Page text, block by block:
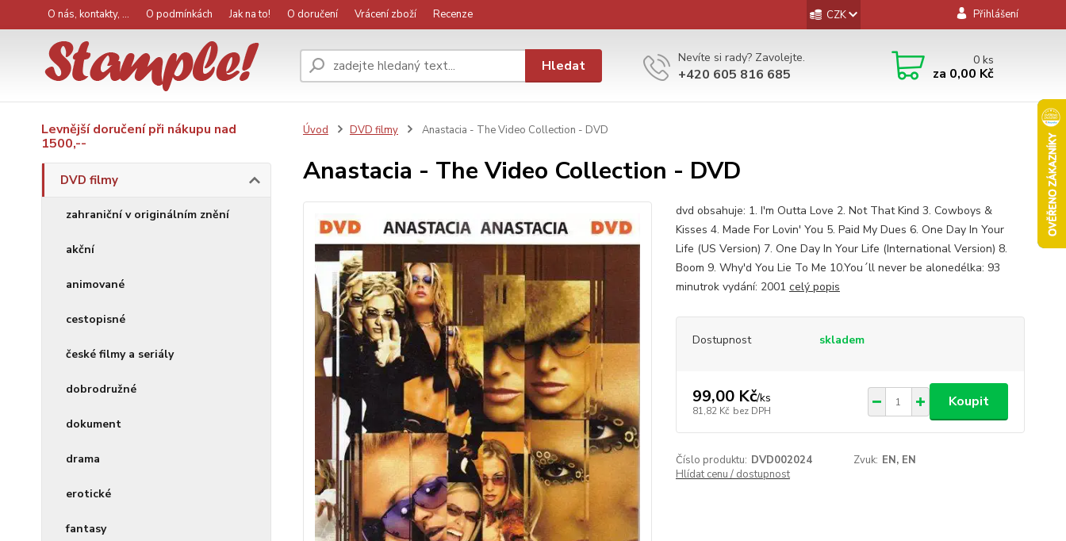
O nás, kontakty, ... O podmínkách Jak na to! O doručení Vrácení zboží Recenze CZK Přihlášení
Hledat Nevíte si rady? Zavolejte.
+420 605 816 685
0ks
za 0,00 Kč
Levnější doručení při nákupu nad
1500,--
DVD filmy
zahraniční v originálním znění
akční
animované
cestopisné
české filmy a seriály
dobrodružné
dokument
drama
erotické
fantasy
Úvod DVD filmy Anastacia - The Video Collection - DVD
Anastacia - The Video Collection - DVD
dvd obsahuje: 1. I'm Outta Love 2. Not That Kind 3. Cowboys &
Kisses 4. Made For Lovin' You 5. Paid My Dues 6. One Day In Your
Life (US Version) 7. One Day In Your Life (International Version) 8.
Boom 9. Why'd You Lie To Me 10.You´ll never be alonedélka: 93
minutrok vydání: 2001 celý popis
Dostupnost skladem
99,00 Kč/ks
81,82 Kč bez DPH
Koupit
Číslo produktu: DVD002024 Zvuk: EN, EN
Hlídat cenu / dostupnost